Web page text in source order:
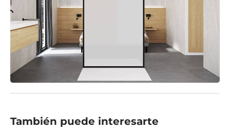
También puede interesarte